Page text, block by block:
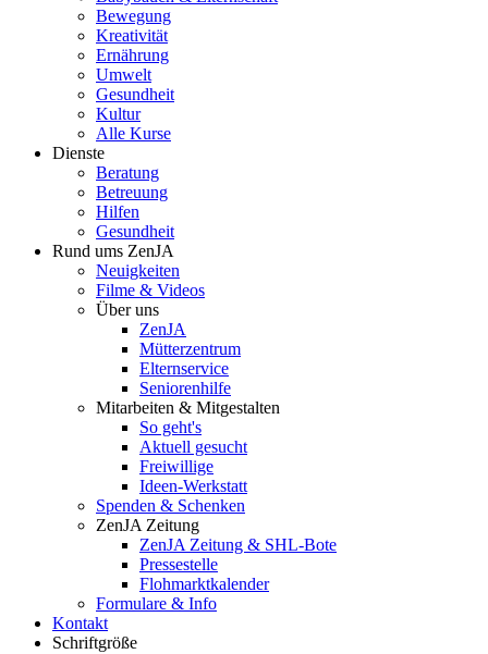
Bewegung
Kreativität
Ernährung
Umwelt
Gesundheit
Kultur
Alle Kurse
Dienste
Beratung
Betreuung
Hilfen
Gesundheit
Rund ums ZenJA
Neuigkeiten
Filme & Videos
Über uns
ZenJA
Mütterzentrum
Elternservice
Seniorenhilfe
Mitarbeiten & Mitgestalten
So geht's
Aktuell gesucht
Freiwillige
Ideen-Werkstatt
Spenden & Schenken
ZenJA Zeitung
ZenJA Zeitung & SHL-Bote
Pressestelle
Flohmarktkalender
Formulare & Info
Kontakt
Schriftgröße